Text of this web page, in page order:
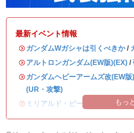
最新イベント情報
・ ガンダムWガシャは引くべきか/
・ アルトロンガンダム(EW版)(EX) /
・ ガンダムヘビーアームズ改(EW版
(UR・攻撃)
・ ミリアルド・ピースクラフト&リ
もっ